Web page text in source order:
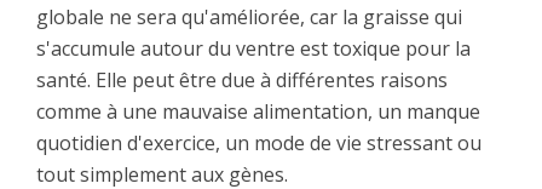
globale ne sera qu'améliorée, car la graisse qui
s'accumule autour du ventre est toxique pour la
santé. Elle peut être due à différentes raisons
comme à une mauvaise alimentation, un manque
quotidien d'exercice, un mode de vie stressant ou
tout simplement aux gènes.